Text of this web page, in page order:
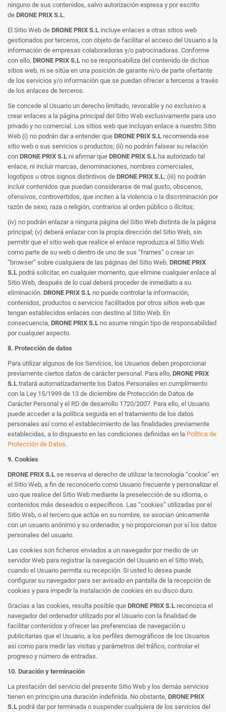
ninguno de sus contenidos, salvo autorización expresa y por escrito
de DRONE PRIX S.L.
El Sitio Web de DRONE PRIX S.L incluye enlaces a otras sitios web
gestionados por terceros, con objeto de facilitar el acceso del Usuario a la
información de empresas colaboradoras y/o patrocinadoras. Conforme
con ello, DRONE PRIX S.L no se responsabiliza del contenido de dichos
sitios web, ni se sitúa en una posición de garante ni/o de parte ofertante
de los servicios y/o información que se puedan ofrecer a terceros a través
de los enlaces de terceros.
Se concede al Usuario un derecho limitado, revocable y no exclusivo a
crear enlaces a la página principal del Sitio Web exclusivamente para uso
privado y no comercial. Los sitios web que incluyan enlace a nuestro Sitio
Web (i) no podrán dar a entender que DRONE PRIX S.L recomienda ese
sitio web o sus servicios o productos; (ii) no podrán falsear su relación
con DRONE PRIX S.L ni afirmar que DRONE PRIX S.L ha autorizado tal
enlace, ni incluir marcas, denominaciones, nombres comerciales,
logotipos u otros signos distintivos de DRONE PRIX S.L; (iii) no podrán
incluir contenidos que puedan considerarse de mal gusto, obscenos,
ofensivos, controvertidos, que inciten a la violencia o la discriminación por
razón de sexo, raza o religión, contrarios al orden público o ilícitos;
(iv) no podrán enlazar a ninguna página del Sitio Web distinta de la página
principal; (v) deberá enlazar con la propia dirección del Sitio Web, sin
permitir que el sitio web que realice el enlace reproduzca el Sitio Web
como parte de su web o dentro de uno de sus “frames” o crear un
“browser” sobre cualquiera de las páginas del Sitio Web. DRONE PRIX
S.L podrá solicitar, en cualquier momento, que elimine cualquier enlace al
Sitio Web, después de lo cual deberá proceder de inmediato a su
eliminación. DRONE PRIX S.L no puede controlar la información,
contenidos, productos o servicios facilitados por otros sitios web que
tengan establecidos enlaces con destino al Sitio Web. En
consecuencia, DRONE PRIX S.L no asume ningún tipo de responsabilidad
por cualquier aspecto.
8. Protección de datos
Para utilizar algunos de los Servicios, los Usuarios deben proporcionar
previamente ciertos datos de carácter personal. Para ello, DRONE PRIX
S.L tratará automatizadamente los Datos Personales en cumplimiento
con la Ley 15/1999 de 13 de diciembre de Protección de Datos de
Carácter Personal y el RD de desarrollo 1720/2007. Para ello, el Usuario
puede acceder a la política seguida en el tratamiento de los datos
personales así como el establecimiento de las finalidades previamente
establecidas, a lo dispuesto en las condiciones definidas en la Política de
Protección de Datos.
9. Cookies
DRONE PRIX S.L se reserva el derecho de utilizar la tecnología “cookie” en
el Sitio Web, a fin de reconocerlo como Usuario frecuente y personalizar el
uso que realice del Sitio Web mediante la preselección de su idioma, o
contenidos más deseados o específicos. Las “cookies” utilizadas por el
Sitio Web, o el tercero que actúe en su nombre, se asocian únicamente
con un usuario anónimo y su ordenador, y no proporcionan por sí los datos
personales del usuario.
Las cookies son ficheros enviados a un navegador por medio de un
servidor Web para registrar la navegación del Usuario en el Sitio Web,
cuando el Usuario permita su recepción. Si usted lo desea puede
configurar su navegador para ser avisado en pantalla de la recepción de
cookies y para impedir la instalación de cookies en su disco duro.
Gracias a las cookies, resulta posible que DRONE PRIX S.L reconozca el
navegador del ordenador utilizado por el Usuario con la finalidad de
facilitar contenidos y ofrecer las preferencias de navegación u
publicitarias que el Usuario, a los perfiles demográficos de los Usuarios
así como para medir las visitas y parámetros del tráfico, controlar el
progreso y número de entradas.
10. Duración y terminación
La prestación del servicio del presente Sitio Web y los demás servicios
tienen en principio una duración indefinida. No obstante, DRONE PRIX
S.L podrá dar por terminada o suspender cualquiera de los servicios del